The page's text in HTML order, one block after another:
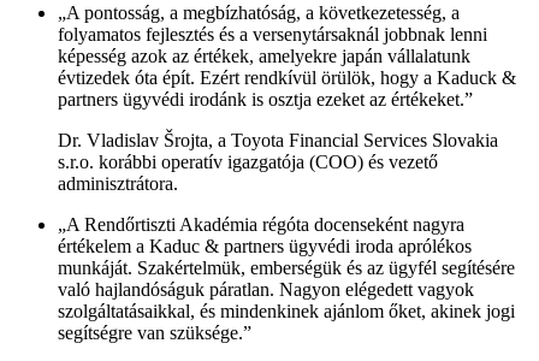
„A pontosság, a megbízhatóság, a következetesség, a
folyamatos fejlesztés és a versenytársaknál jobbnak lenni
képesség azok az értékek, amelyekre japán vállalatunk
évtizedek óta épít. Ezért rendkívül örülök, hogy a Kaduck &
partners ügyvédi irodánk is osztja ezeket az értékeket.”
Dr. Vladislav Šrojta, a Toyota Financial Services Slovakia
s.r.o. korábbi operatív igazgatója (COO) és vezető
adminisztrátora.
„A Rendőrtiszti Akadémia régóta docenseként nagyra
értékelem a Kaduc & partners ügyvédi iroda aprólékos
munkáját. Szakértelmük, emberségük és az ügyfél segítésére
való hajlandóságuk páratlan. Nagyon elégedett vagyok
szolgáltatásaikkal, és mindenkinek ajánlom őket, akinek jogi
segítségre van szüksége.”